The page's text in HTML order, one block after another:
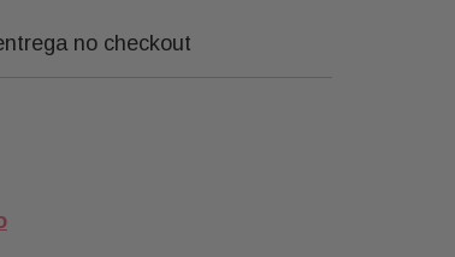
no checkout